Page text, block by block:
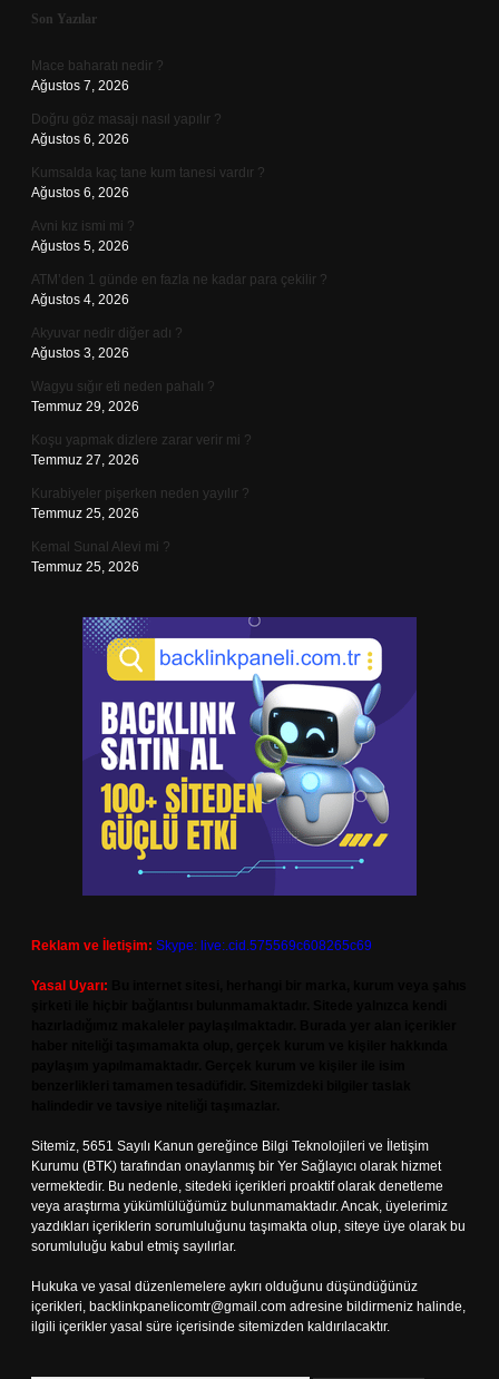
Sidebar
Son Yazılar
Mace baharatı nedir ?
Ağustos 7, 2026
Doğru göz masajı nasıl yapılır ?
Ağustos 6, 2026
Kumsalda kaç tane kum tanesi vardır ?
Ağustos 6, 2026
Avni kız ismi mi ?
Ağustos 5, 2026
ATM’den 1 günde en fazla ne kadar para çekilir ?
Ağustos 4, 2026
Akyuvar nedir diğer adı ?
Ağustos 3, 2026
Wagyu sığır eti neden pahalı ?
Temmuz 29, 2026
Koşu yapmak dizlere zarar verir mi ?
Temmuz 27, 2026
Kurabiyeler pişerken neden yayılır ?
Temmuz 25, 2026
Kemal Sunal Alevi mi ?
Temmuz 25, 2026
Reklam ve İletişim: Skype: live:.cid.575569c608265c69
Yasal Uyarı:
Sitemiz, 5651 Sayılı Kanun gereğince Bilgi Teknolojileri ve İletişim
Kurumu (BTK) tarafından onaylanmış bir Yer Sağlayıcı olarak hizmet
vermektedir. Bu nedenle, sitedeki içerikleri proaktif olarak denetleme
veya araştırma yükümlülüğümüz bulunmamaktadır. Ancak, üyelerimiz
yazdıkları içeriklerin sorumluluğunu taşımakta olup, siteye üye olarak bu
sorumluluğu kabul etmiş sayılırlar.
Hukuka ve yasal düzenlemelere aykırı olduğunu düşündüğünüz
içerikleri, backlinkpanelicomtr@gmail.com adresine bildirmeniz halinde,
ilgili içerikler yasal süre içerisinde sitemizden kaldırılacaktır.